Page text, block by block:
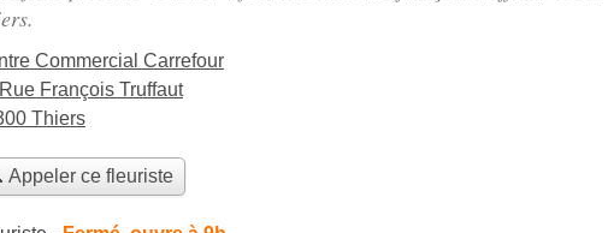
Commercial Carrefour
François Truffaut
Thiers
Appeler ce fleuriste